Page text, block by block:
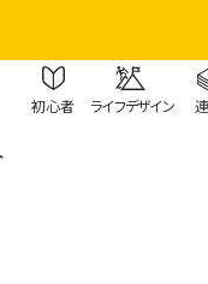
初心者 ライフデザイン